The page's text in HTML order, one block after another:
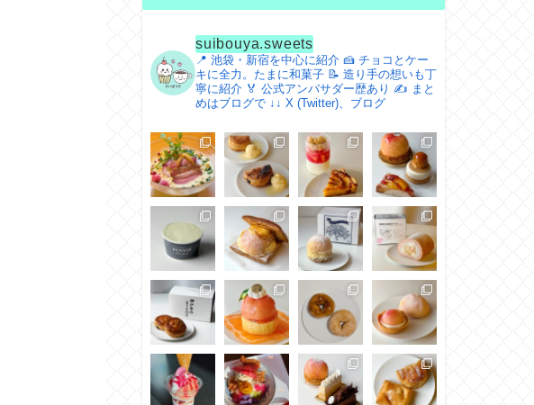
suibouya.sweets
📍 池袋・新宿を中心に紹介 🍰 チョコとケー
キに全力。たまに和菓子 📝 造り手の想いも丁
寧に紹介 🏅 公式アンバサダー歴あり ✍️ まと
めはブログで ↓↓ X (Twitter)、ブログ